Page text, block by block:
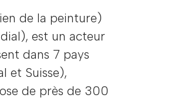
de la peinture)
est un acteur
dans 7 pays
et Suisse),
de près de 300